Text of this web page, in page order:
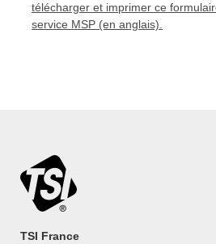
télécharger et imprimer ce
service MSP (en anglais).
TSI France